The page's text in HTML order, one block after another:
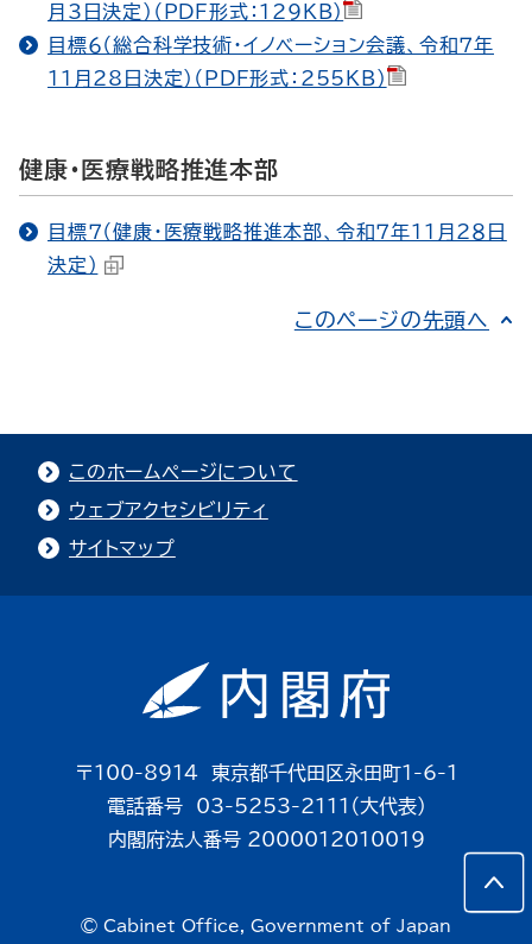
月3日決定）（PDF形式：129KB）
目標６（総合科学技術・イノベーション会議、令和７年
11月28日決定）（PDF形式：255KB）
健康・医療戦略推進本部
目標７（健康・医療戦略推進本部、令和７年11月2８日
決定）
このページの先頭へ
このホームページについて
ウェブアクセシビリティ
サイトマップ
〒100-8914 東京都千代田区永田町1-6-1
電話番号 03-5253-2111（大代表）
内閣府法人番号 2000012010019
© Cabinet Office, Government of Japan